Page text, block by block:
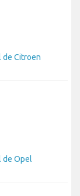
de Citroen
de Opel